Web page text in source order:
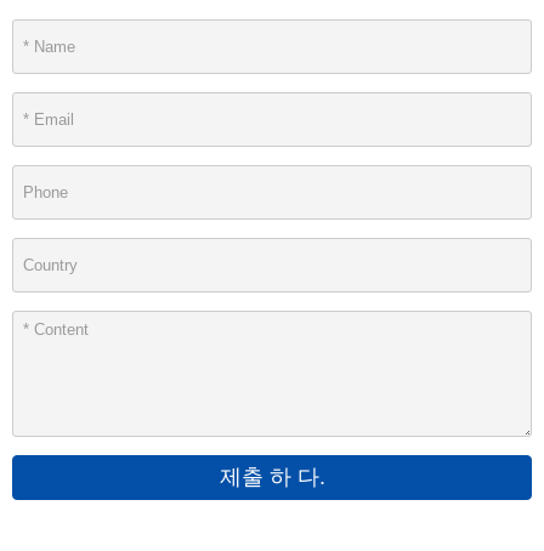
제출 하 다.